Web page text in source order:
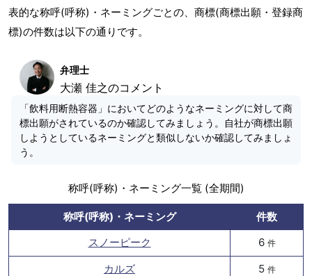
表的な称呼(呼称)・ネーミングごとの、商標(商標出願・登録商
標)の件数は以下の通りです。
弁理士
大瀬 佳之のコメント
「飲料用断熱容器」においてどのようなネーミングに対して商
標出願がされているのか確認してみましょう。自社が商標出願
しようとしているネーミングと類似しないか確認してみましょ
う。
称呼(呼称)・ネーミング一覧 (全期間)
称呼(呼称)・ネーミング
件数
スノーピーク
6 件
カルズ 5 件